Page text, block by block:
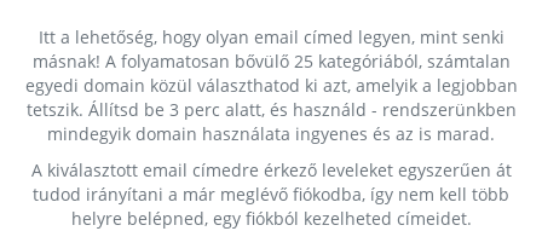
Itt a lehetőség, hogy olyan email címed legyen, mint senki
másnak! A folyamatosan bővülő 25 kategóriából, számtalan
egyedi domain közül választhatod ki azt, amelyik a legjobban
tetszik. Állítsd be 3 perc alatt, és használd - rendszerünkben
mindegyik domain használata ingyenes és az is marad.
A kiválasztott email címedre érkező leveleket egyszerűen át
tudod irányítani a már meglévő fiókodba, így nem kell több
helyre belépned, egy fiókból kezelheted címeidet.